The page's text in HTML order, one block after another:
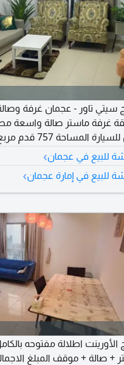
سيتي تاور - عجمان غرفة
للبيع في عجمان›
في إمارة عجمان›